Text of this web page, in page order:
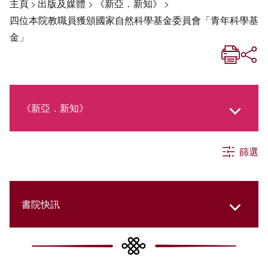
主頁> 出版及媒體 > 《新亞．新知》 >
四位本院教職員獲頒國家自然科學基金委員會「青年科學基
金」
《新亞．新知》
社交媒體專欄
《新亞簡訊》
篩選
書院快訊
Cultural Topics